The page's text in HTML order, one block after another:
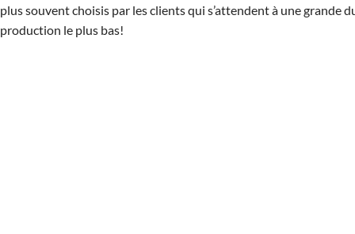
plus souvent choisis par les clients qui s’attendent à une grande
production le plus bas!